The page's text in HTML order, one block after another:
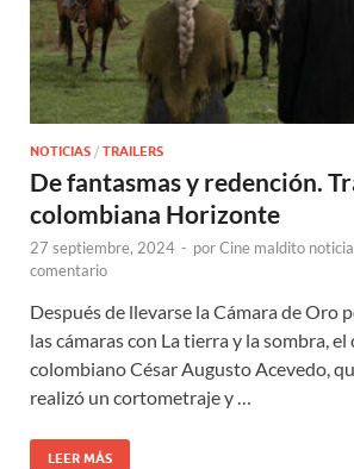
NOTICIAS / TRAILERS
De fantasmas y redención.
colombiana Horizonte
27 septiembre, 2024 - porCine maldito
comentario
Después de llevarse la Cámara de Oro
las cámaras con La tierra y la sombra, el
colombiano César Augusto Acevedo,
realizó un cortometraje y …
LEER MÁS